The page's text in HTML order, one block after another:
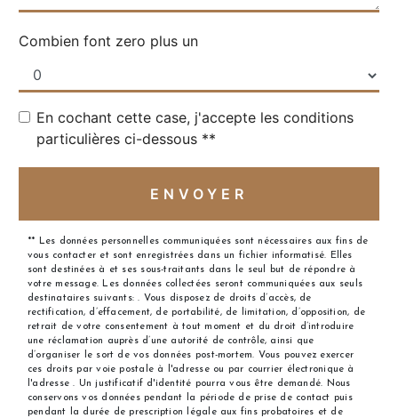
Combien font zero plus un
En cochant cette case, j'accepte les conditions
particulières ci-dessous **
ENVOYER
** Les données personnelles communiquées sont nécessaires aux fins de
vous contacter et sont enregistrées dans un fichier informatisé. Elles
sont destinées à et ses sous-traitants dans le seul but de répondre à
votre message. Les données collectées seront communiquées aux seuls
destinataires suivants: . Vous disposez de droits d’accès, de
rectification, d’effacement, de portabilité, de limitation, d’opposition, de
retrait de votre consentement à tout moment et du droit d’introduire
une réclamation auprès d’une autorité de contrôle, ainsi que
d’organiser le sort de vos données post-mortem. Vous pouvez exercer
ces droits par voie postale à l'adresse ou par courrier électronique à
l'adresse . Un justificatif d'identité pourra vous être demandé. Nous
conservons vos données pendant la période de prise de contact puis
pendant la durée de prescription légale aux fins probatoires et de